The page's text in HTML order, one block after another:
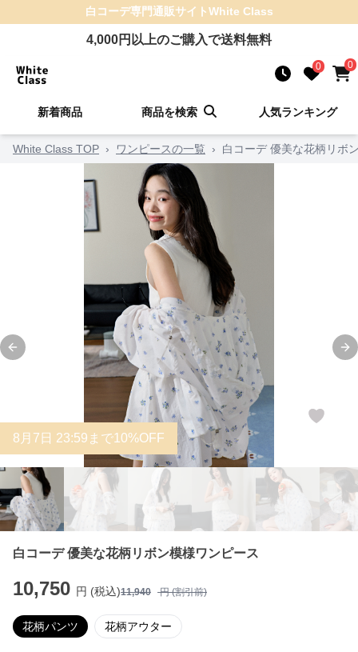
白コーデ専門通販サイトWhite Class
4,000円以上のご購入で送料無料
0 0
新着商品 商品を検索 人気ランキング
White Class TOP › ワンピースの一覧 › 白コーデ 優美な花柄リボ
Previous slide
8 月 7 日 23:59まで10%OFF
白コーデ 優美な花柄リボン模様ワンピース
10,750 円 (税込)11,940 円 (割引前)
花柄パンツ 花柄アウター